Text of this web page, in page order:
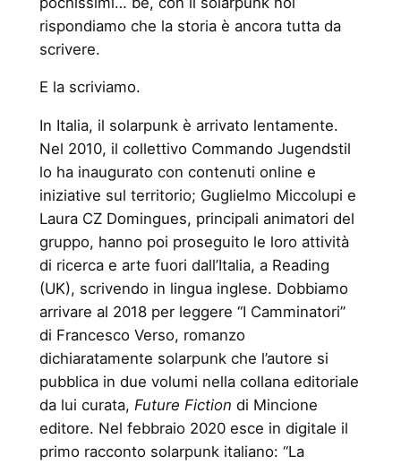
rispondiamo che la storia è ancora tutta da
scrivere.
E la scriviamo.
In Italia, il solarpunk è arrivato lentamente.
Nel 2010, il collettivo Commando Jugendstil
lo ha inaugurato con contenuti online e
iniziative sul territorio; Guglielmo Miccolupi e
Laura CZ Domingues, principali animatori del
gruppo, hanno poi proseguito le loro attività
di ricerca e arte fuori dall’Italia, a Reading
(UK), scrivendo in lingua inglese. Dobbiamo
arrivare al 2018 per leggere “I Camminatori”
di Francesco Verso, romanzo
dichiaratamente solarpunk che l’autore si
pubblica in due volumi nella collana editoriale
da lui curata, Future Fiction di Mincione
editore. Nel febbraio 2020 esce in digitale il
primo racconto solarpunk italiano: “La